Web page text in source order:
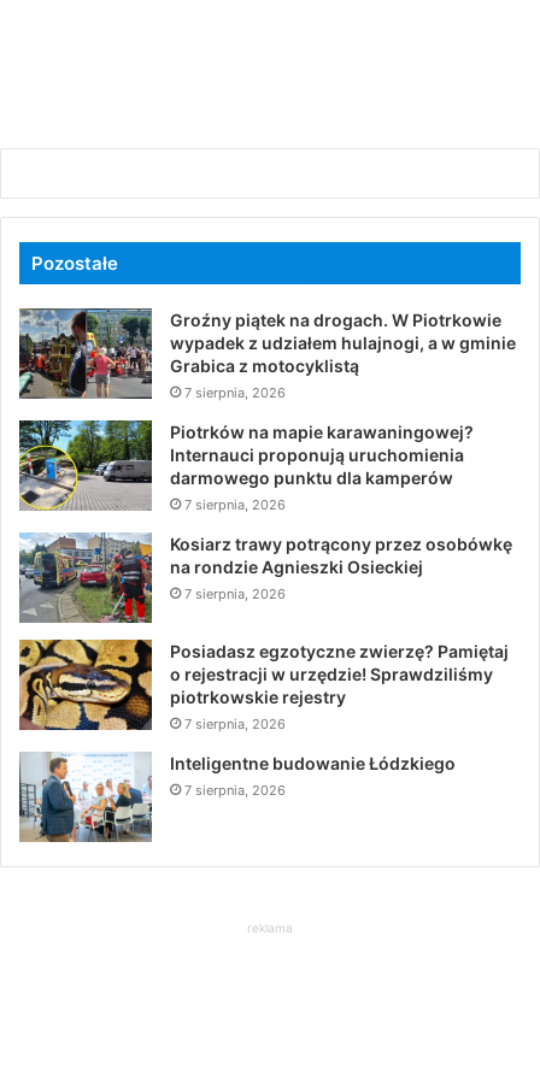
Pozostałe
Groźny piątek na drogach. W Piotrkowie
wypadek z udziałem hulajnogi, a w gminie
Grabica z motocyklistą
7 sierpnia, 2026
Piotrków na mapie karawaningowej?
Internauci proponują uruchomienia
darmowego punktu dla kamperów
7 sierpnia, 2026
Kosiarz trawy potrącony przez osobówkę
na rondzie Agnieszki Osieckiej
7 sierpnia, 2026
Posiadasz egzotyczne zwierzę? Pamiętaj
o rejestracji w urzędzie! Sprawdziliśmy
piotrkowskie rejestry
7 sierpnia, 2026
Inteligentne budowanie Łódzkiego
7 sierpnia, 2026
reklama